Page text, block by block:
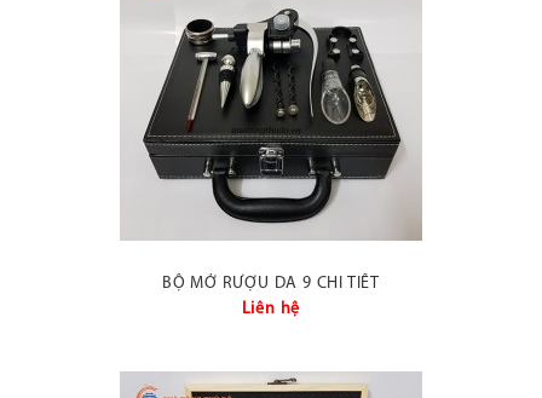
BỘ MỞ RƯỢU DA 9 CHI TIẾT
Liên hệ